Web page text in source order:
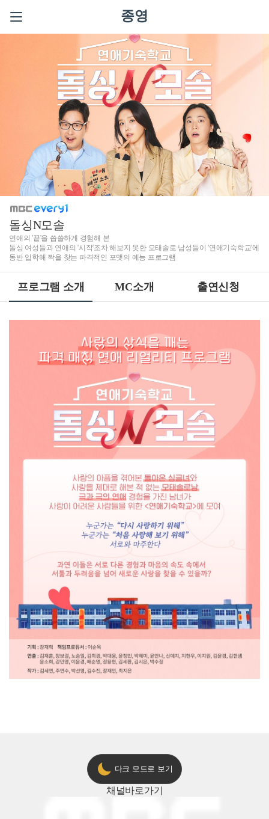
종영
돌싱N모솔
연애의 '끝'을 씁쓸하게 경험해 본
돌싱 여성들과 연애의 '시작'조차 해보지 못한 모태솔로 남성들이 '연애기숙학교'에
동반 입학해 짝을 찾는 파격적인 포맷의 예능 프로그램
프로그램 소개 MC소개 출연신청
다크 모드로 보기
채널바로가기